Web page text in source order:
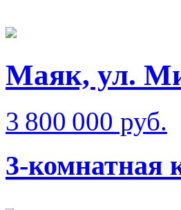
Маяк, ул.
3 800 000 руб.
3-комнатная